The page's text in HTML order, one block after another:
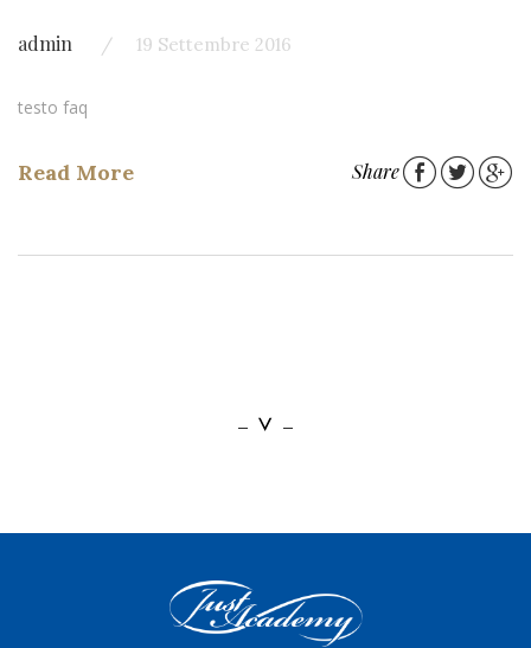
admin 19 Settembre 2016
testo faq
Read More Share